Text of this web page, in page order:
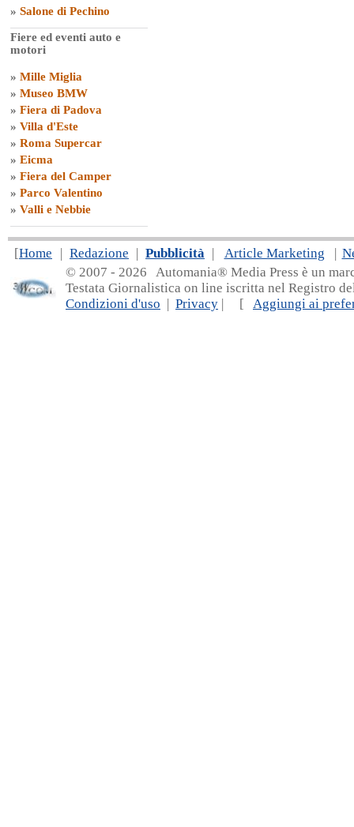
» Salone di Pechino
Fiere ed eventi auto e
motori
» Mille Miglia
» Museo BMW
» Fiera di Padova
» Villa d'Este
» Roma Supercar
» Eicma
» Fiera del Camper
» Parco Valentino
» Valli e Nebbie
[Home | Redazione | Pubblicità | Article Marketing |
© 2007 - 2026 Automania® Media Press è un
Testata Giornalistica on line iscritta nel Registro
Condizioni d'uso | Privacy | [ Aggiungi ai